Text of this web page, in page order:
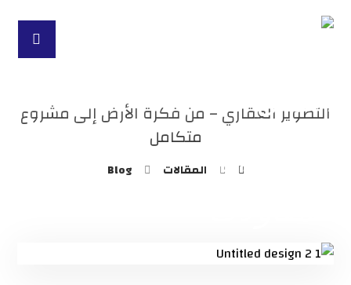
التطوير العقاري – من فكرة الأرض إلى مشروع
متكامل
المقالات Blog